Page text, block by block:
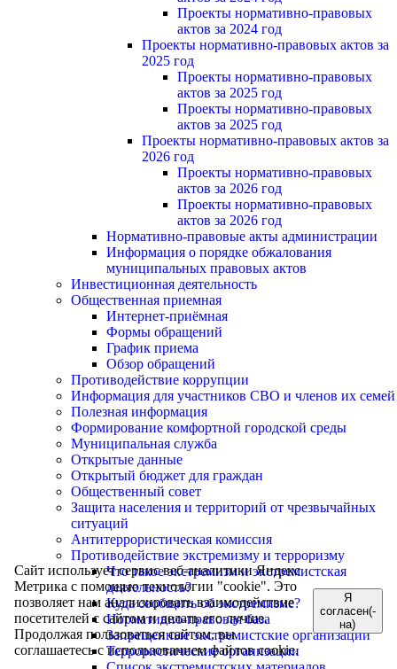
Проекты нормативно-правовых
актов за 2024 год
Проекты нормативно-правовых актов за
2025 год
Проекты нормативно-правовых
актов за 2025 год
Проекты нормативно-правовых
актов за 2025 год
Проекты нормативно-правовых актов за
2026 год
Проекты нормативно-правовых
актов за 2026 год
Проекты нормативно-правовых
актов за 2026 год
Нормативно-правовые акты администрации
Информация о порядке обжалования
муниципальных правовых актов
Инвестиционная деятельность
Общественная приемная
Интернет-приёмная
Формы обращений
График приема
Обзор обращений
Противодействие коррупции
Информация для участников СВО и членов их семей
Полезная информация
Формирование комфортной городской среды
Муниципальная служба
Открытые данные
Открытый бюджет для граждан
Общественный совет
Защита населения и территорий от чрезвычайных
ситуаций
Антитеррористическая комиссия
Противодействие экстремизму и терроризму
Что такое экстремизм и экстремистская
деятельность?
Куда сообщить об экстремизме?
Нормативно-правовая база
Запрещенные экстремистские организации
Террористические организации
Сайт использует сервис веб-аналитики Яндекс
Метрика с помощью технологии "cookie". Это
позволяет нам анализировать взаимодействие
посетителей с сайтом и делать его лучше.
Продолжая пользоваться сайтом, вы
соглашаетесь с использованием файлов cookie.
Я
согласен(-
на)